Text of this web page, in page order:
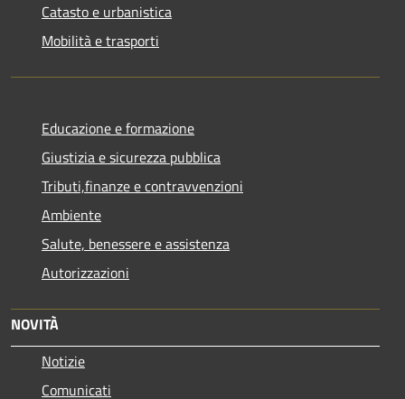
Catasto e urbanistica
Mobilità e trasporti
Educazione e formazione
Giustizia e sicurezza pubblica
Tributi,finanze e contravvenzioni
Ambiente
Salute, benessere e assistenza
Autorizzazioni
NOVITÀ
Notizie
Comunicati